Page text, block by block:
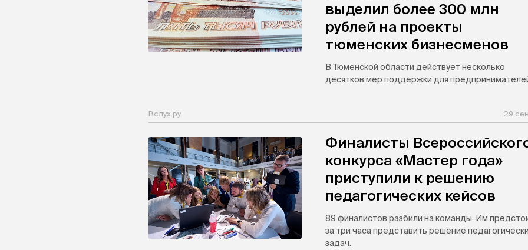
выделил более 300 млн
рублей на проекты
тюменских бизнесменов
В Тюменской области действует несколько
десятков мер поддержки для
Вслух.ру 29
Финалисты
конкурса «Мастер года»
приступили к решению
педагогических кейсов
89 финалистов разбили на команды. Им
за три часа представить решение
задач.